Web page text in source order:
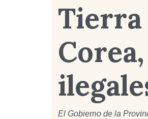
Tierra
El Gobierno de la